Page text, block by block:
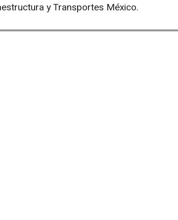
y Transportes México.